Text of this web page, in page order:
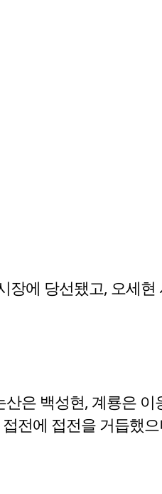
에 당선됐고, 오세
은 백성현, 계룡은
전에 접전을 거듭했